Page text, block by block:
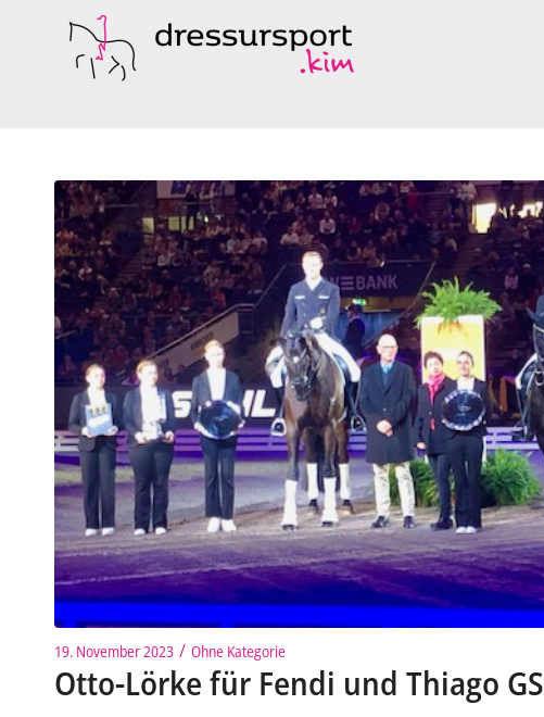
19. November 2023 / Ohne Kategorie
Otto-Lörke für Fendi und Thiago GS